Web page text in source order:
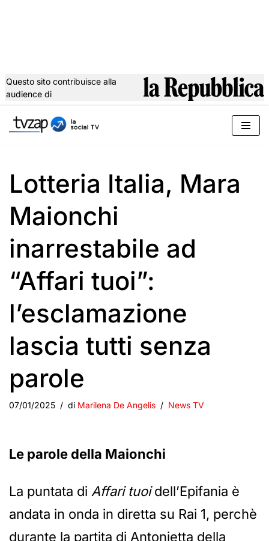
al
Questo sito contribuisce alla
audience di
Lotteria Italia, Mara
Maionchi
inarrestabile ad
“Affari tuoi”:
l’esclamazione
lascia tutti senza
parole
07/01/2025 di Marilena De Angelis News TV
Le parole della Maionchi
La puntata di Affari tuoidell’Epifania è
andata in onda in diretta su Rai 1, perchè
durante la partita di Antonietta della